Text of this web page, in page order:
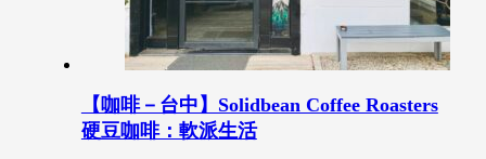
【咖啡－台中】Solidbean Coffee Roasters
硬豆咖啡：軟派生活